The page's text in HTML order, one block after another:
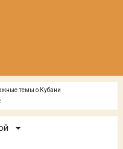
темы о Кубани